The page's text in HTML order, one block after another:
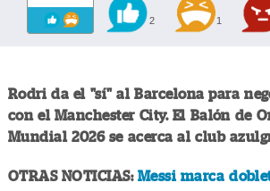
2 1
Rodri da el "sí" al Barcelona para
con el Manchester City. El Balón de
Mundial 2026 se acerca al club
OTRAS NOTICIAS: Messi marca